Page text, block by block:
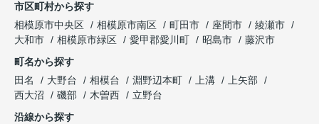
市区町村から探す
相模原市中央区
相模原市南区 町田市 座間市
綾瀬市
大和市
相模原市緑区 愛甲郡愛川町 昭島市
藤沢市
町名から探す
田名
大野台 相模台 淵野辺本町 上溝
上矢部
西大沼
磯部 木曽西
立野台
沿線から探す